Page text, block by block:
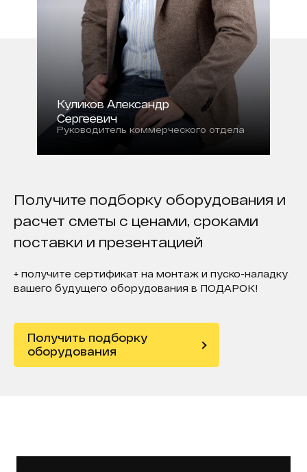
Куликов Александр
Сергеевич
Руководитель коммерческого отдела
Получите подборку оборудования и
расчет сметы с ценами, сроками
поставки и презентацией
+ получите сертификат на монтаж и пуско-наладку
вашего будущего оборудования в ПОДАРОК!
Получить подборку
оборудования